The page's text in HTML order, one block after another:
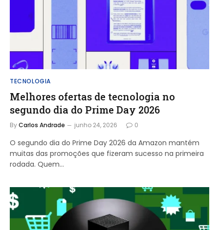
TECNOLOGIA
Melhores ofertas de tecnologia no
segundo dia do Prime Day 2026
ByCarlos Andrade junho 24, 2026 0
O segundo dia do Prime Day 2026 da Amazon mantém
muitas das promoções que fizeram sucesso na primeira
rodada. Quem…